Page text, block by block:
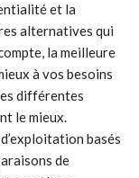
et la
alternatives qui
la meilleure
à vos besoins
différentes
le mieux.
basés
de